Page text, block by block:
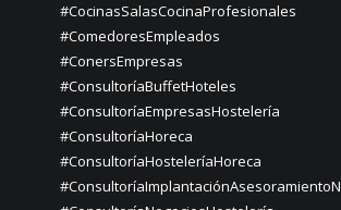
#CocinasSalasCocinaProfesionales
#ComedoresEmpleados
#ConersEmpresas
#ConsultoríaBuffetHoteles
#ConsultoríaEmpresasHostelería
#ConsultoríaHoreca
#ConsultoríaHosteleríaHoreca